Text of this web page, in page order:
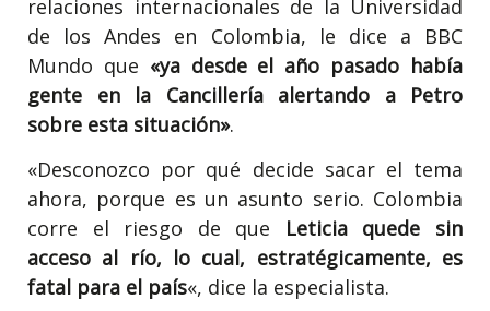
relaciones internacionales de la Universidad
de los Andes en Colombia, le dice a BBC
Mundo que «ya desde el año pasado había
gente en la Cancillería alertando a Petro
sobre esta situación».
«Desconozco por qué decide sacar el tema
ahora, porque es un asunto serio. Colombia
corre el riesgo de que Leticia quede sin
acceso al río, lo cual, estratégicamente, es
fatal para el país«, dice la especialista.